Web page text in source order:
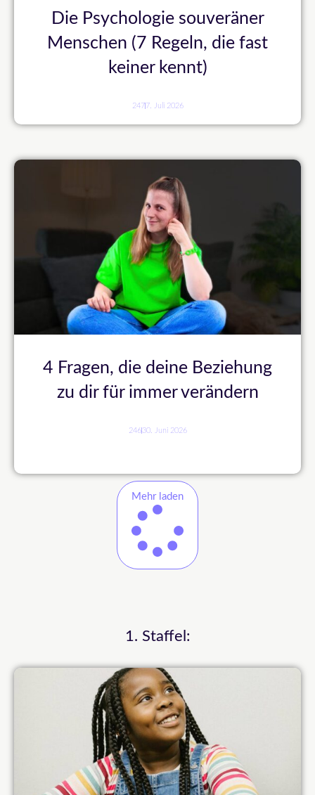
Die Psychologie souveräner
Menschen (7 Regeln, die fast
keiner kennt)
247 7. Juli 2026
4 Fragen, die deine Beziehung
zu dir für immer verändern
246 30. Juni 2026
Mehr laden
1. Staffel: